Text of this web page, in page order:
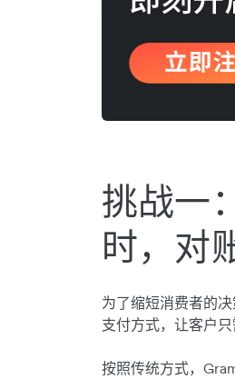
挑战一
时，对
为了缩短消费者的
支付方式，让客户
按照传统方式，